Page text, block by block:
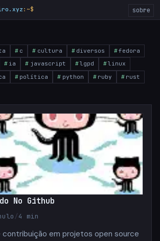
:~$ sobre
c cultura diversos
fedora
ia javascript lgpd
linux
política python ruby
rust
No Github
/4 min
contribuição em projetos open source